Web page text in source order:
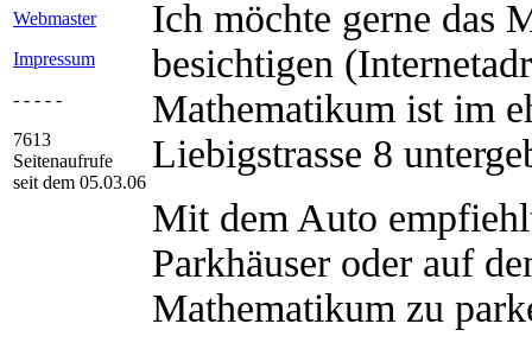
Webmaster
Impressum
- - - - -
7613
Seitenaufrufe
seit dem 05.03.06
Ich möchte gerne das
besichtigen
Mathematikum ist im
Liebigstrasse 8
Mit dem Auto
Parkhäuser oder auf
Mathematikum zu